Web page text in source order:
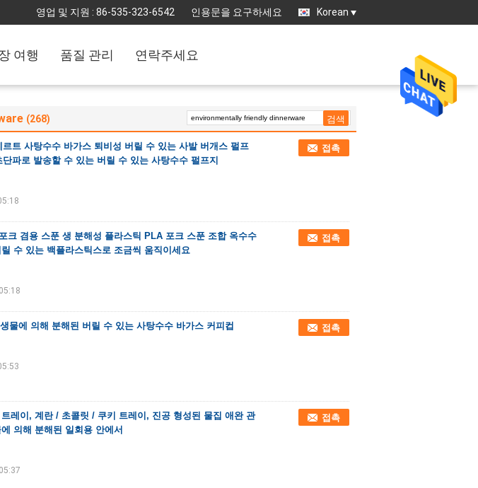
영업 및 지원 : 86-535-323-6542 인용문을 요구하세요 Korean
여행 품질 관리 연락주세요
(268)
르트 사탕수수 바가스 퇴비성 버릴 수 있는 사발 버개스 펄프
파로 발송할 수 있는 버릴 수 있는 사탕수수 펄프지
접촉
크 겸용 스푼 생 분해성 플라스틱 PLA 포크 스푼 조합 옥수수
수 있는 백플라스틱스로 조금씩 움직이세요
접촉
물에 의해 분해된 버릴 수 있는 사탕수수 바가스 커피컵 접촉
레이, 계란 / 초콜릿 / 쿠키 트레이, 진공 형성된 물집 애완 관
의해 분해된 일회용 안에서
접촉